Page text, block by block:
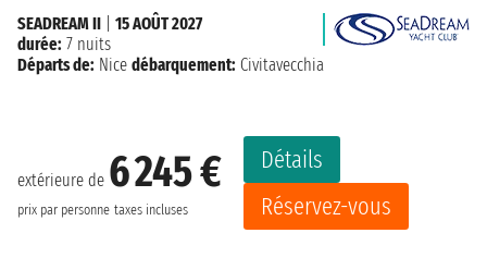
extérieure de 6 245 €
prix par personne taxes incluses
Détails
Réservez-vous
SEADREAM II
15 AOÛT 2027
durée: 7 nuits
Départs de: Nice débarquement: Civitavecchia